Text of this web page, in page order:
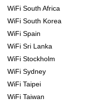
WiFi South Africa
WiFi South Korea
WiFi Spain
WiFi Sri Lanka
WiFi Stockholm
WiFi Sydney
WiFi Taipei
WiFi Taiwan